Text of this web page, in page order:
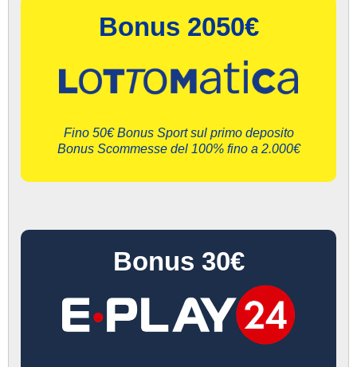
Bonus 2050€
Fino 50€ Bonus Sport sul primo deposito
Bonus Scommesse del 100% fino a 2.000€
Bonus 30€